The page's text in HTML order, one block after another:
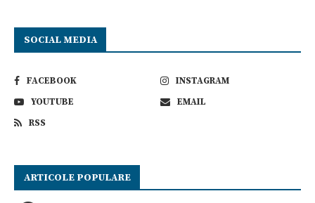
SOCIAL MEDIA
FACEBOOK
INSTAGRAM
YOUTUBE
EMAIL
RSS
ARTICOLE POPULARE